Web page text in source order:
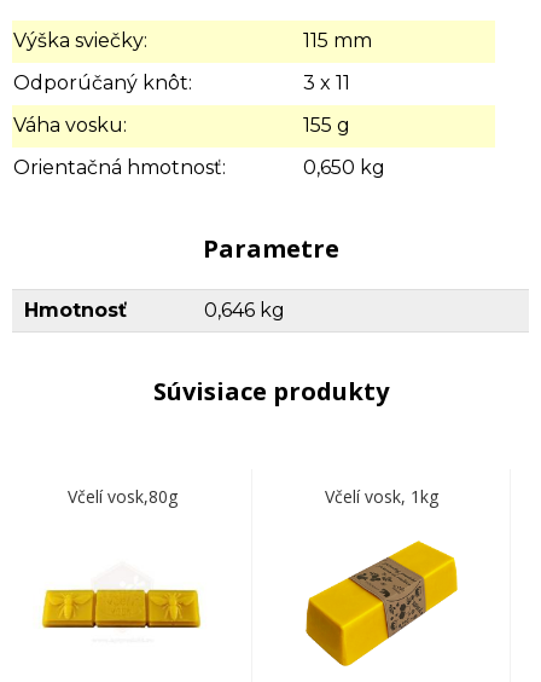
Výška sviečky:
115 mm
Odporúčaný knôt:
3 x 11
Váha vosku:
155 g
Orientačná hmotnosť:
0,650 kg
Parametre
Hmotnosť 0,646 kg
Súvisiace produkty
Včelí vosk,80g Včelí vosk, 1kg